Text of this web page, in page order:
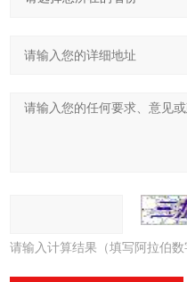
请输入计算结果（填写阿拉伯